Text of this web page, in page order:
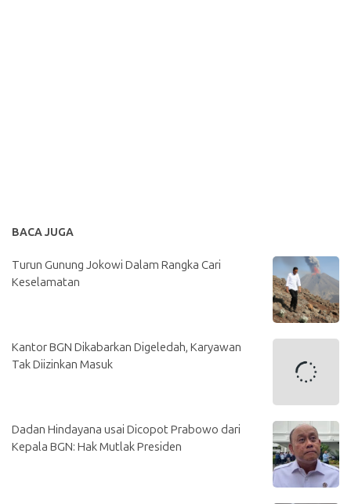
BACA JUGA
Turun Gunung Jokowi Dalam Rangka Cari
Keselamatan
Kantor BGN Dikabarkan Digeledah, Karyawan
Tak Diizinkan Masuk
Dadan Hindayana usai Dicopot Prabowo dari
Kepala BGN: Hak Mutlak Presiden